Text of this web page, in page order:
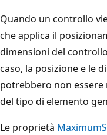
Quando un controllo
che applica il
dimensioni del
caso, la posizione e le
potrebbero non essere
del tipo di elemento
Le proprietà